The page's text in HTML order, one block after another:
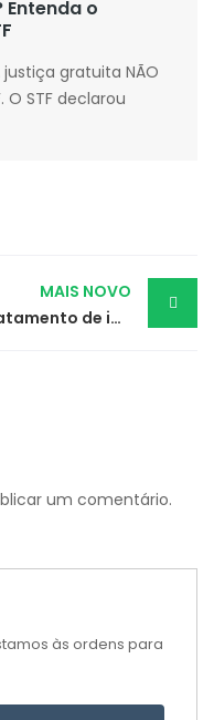
o
justiça gratuita NÃO
O STF declarou
MAIS NOVO
Tratamento de idosa será autorizado e custeado por plano de saúde
um comentário.
às ordens para